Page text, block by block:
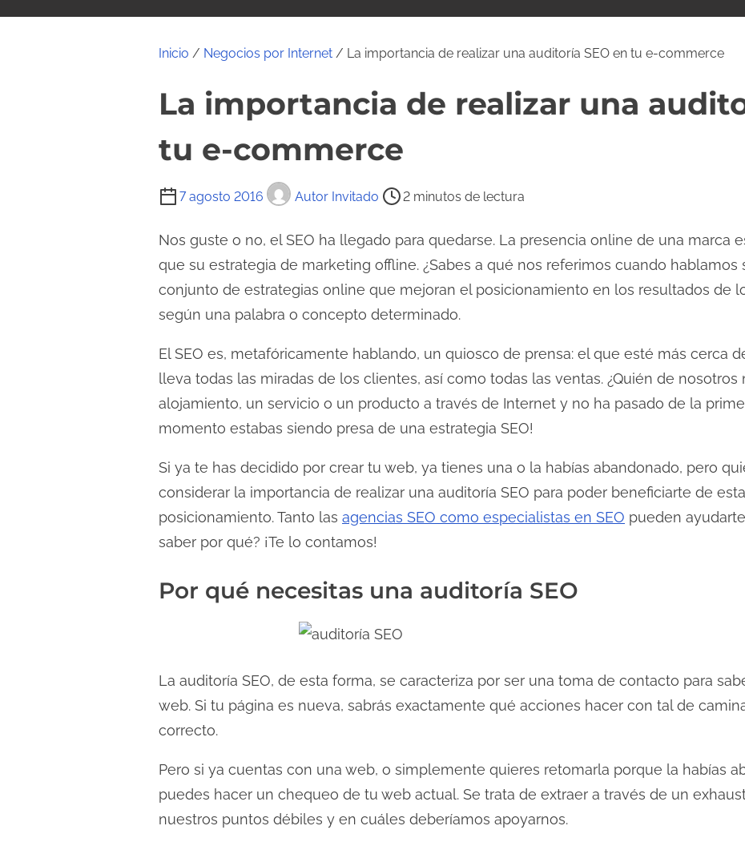
Inicio / Negocios por Internet / La importancia de realizar una auditoría SEO en tu e-commerce
La importancia de realizar una
tu e-commerce
7 agosto 2016 Autor Invitado
T
e
m
e
l
t
u
d
e
a
r
a
d
2 minutos de lectura
Nos guste o no, el SEO ha llegado para quedarse. La presencia online de una marca
que su estrategia de marketing offline. ¿Sabes a qué nos referimos cuando hablamos
conjunto de estrategias online que mejoran el posicionamiento en los resultados de
según una palabra o concepto determinado.
El SEO es, metafóricamente hablando, un quiosco de prensa: el que esté más cerca
lleva todas las miradas de los clientes, así como todas las ventas. ¿Quién de nosotros
alojamiento, un servicio o un producto a través de Internet y no ha pasado de la
momento estabas siendo presa de una estrategia SEO!
Si ya te has decidido por crear tu web, ya tienes una o la habías abandonado, pero
considerar la importancia de realizar una auditoría SEO para poder beneficiarte de
posicionamiento. Tanto las agencias SEO como especialistas en SEO pueden
saber por qué? ¡Te lo contamos!
Por qué necesitas una auditoría SEO
La auditoría SEO, de esta forma, se caracteriza por ser una toma de contacto para
web. Si tu página es nueva, sabrás exactamente qué acciones hacer con tal de
correcto.
Pero si ya cuentas con una web, o simplemente quieres retomarla porque la habías
puedes hacer un chequeo de tu web actual. Se trata de extraer a través de un
nuestros puntos débiles y en cuáles deberíamos apoyarnos.